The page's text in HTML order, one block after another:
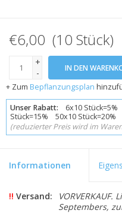
€6,00 (10 Stück)
+
-
IN DEN
+ Zum Bepflanzungsplan
Unser Rabatt: 6x10
Stück=15% 50x10 Stück=20%
(reduzierter Preis wird im
Informationen
!! Versand:
Septembers,